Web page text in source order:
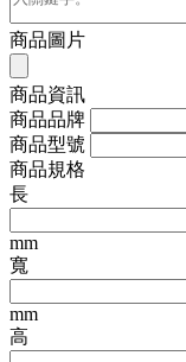
商品圖片
商品資訊
商品品牌
商品型號
商品規格
長
mm
寬
mm
高